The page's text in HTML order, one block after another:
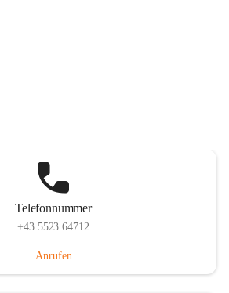
Telefonnummer
+43 5523 64712
Anrufen